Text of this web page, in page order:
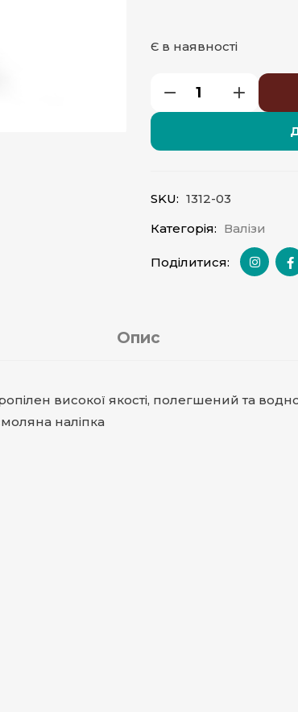
Є в наявності
SKU: 1312-03
Категорія: Валізи
Поділитися:
Опис
високої якості, полегшений та
наліпка